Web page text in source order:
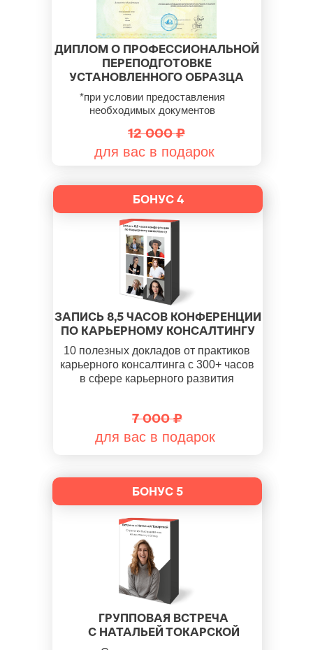
12 000 ₽
7 000 ₽
ГРУППОВАЯ ВСТРЕЧА
С НАТАЛЬЕЙ ТОКАРСКОЙ
10 полезных докладов от практиков
карьерного консалтинга с 300+ часов
в сфере карьерного развития
ЗАПИСЬ 8,5 ЧАСОВ КОНФЕРЕНЦИИ
ПО КАРЬЕРНОМУ КОНСАЛТИНГУ
ДИПЛОМ О ПРОФЕССИОНАЛЬНОЙ
ПЕРЕПОДГОТОВКЕ
УСТАНОВЛЕННОГО ОБРАЗЦА
*при условии предоставления
необходимых документов
БОНУС 4
БОНУС 5
для вас в подарок
для вас в подарок